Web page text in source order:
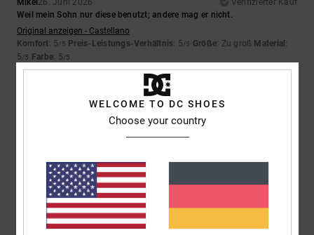
Mikel 26. Juni 2026
Verifizierter Kauf
Weil mein Sohn nur diese benutzt; andere mag er nicht.
Original anzeigen - Castellano
Komfort: 5/5 Preis-Leistungs-Verhältnis: 5/5 Größe: Zu groß Material :
5/5 Farbe: 5/5
Ich empfehle dieses Produkt
5/5
24. Juni 2026
Original anzeigen - Français
Komfort: 5/5 Preis-Leistungs-Verhältnis
WELCOME TO DC SHOES
Choose your country